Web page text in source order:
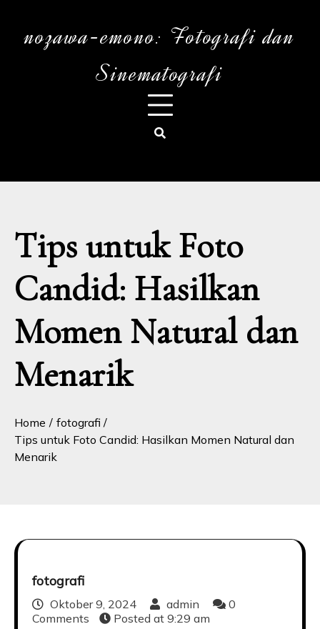
contentnozawa-emono: Fotografi dan
Sinematografi
Tips untuk Foto
Candid: Hasilkan
Momen Natural dan
Menarik
Home
fotografi
Tips untuk Foto Candid: Hasilkan Momen Natural dan
Menarik
fotografi
Oktober 9, 2024 admin
0
Comments
Posted at 9:29 am